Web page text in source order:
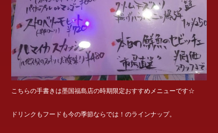
こちらの手書きは墨国福島店の時期限定おすすめメニューです☆
ドリンクもフードも今の季節ならでは！のラインナップ。